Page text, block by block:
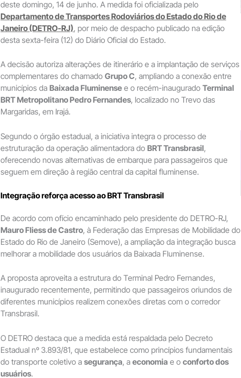
deste domingo, 14 de junho. A medida foi oficializada pelo
Departamento de Transportes Rodoviários do Estado do Rio de
Janeiro (DETRO-RJ), por meio de despacho publicado na edição
desta sexta-feira (12) do Diário Oficial do Estado.
A decisão autoriza alterações de itinerário e a implantação de serviços
complementares do chamado Grupo C, ampliando a conexão entre
municípios da Baixada Fluminense e o recém-inaugurado Terminal
BRT Metropolitano Pedro Fernandes, localizado no Trevo das
Margaridas, em Irajá.
Segundo o órgão estadual, a iniciativa integra o processo de
estruturação da operação alimentadora do BRT Transbrasil,
oferecendo novas alternativas de embarque para passageiros que
seguem em direção à região central da capital fluminense.
Integração reforça acesso ao BRT Transbrasil
De acordo com ofício encaminhado pelo presidente do DETRO-RJ,
Mauro Fliess de Castro, à Federação das Empresas de Mobilidade do
Estado do Rio de Janeiro (Semove), a ampliação da integração busca
melhorar a mobilidade dos usuários da Baixada Fluminense.
A proposta aproveita a estrutura do Terminal Pedro Fernandes,
inaugurado recentemente, permitindo que passageiros oriundos de
diferentes municípios realizem conexões diretas com o corredor
Transbrasil.
O DETRO destaca que a medida está respaldada pelo Decreto
Estadual nº 3.893/81, que estabelece como princípios fundamentais
do transporte coletivo a segurança, a economia e o conforto dos
usuários.